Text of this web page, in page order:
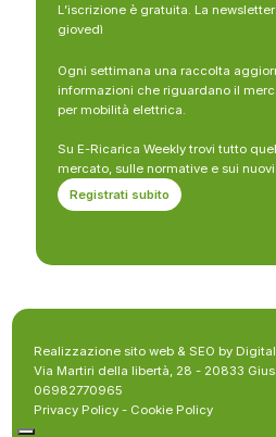
L’iscrizione è gratuita. La
giovedì
Ogni settimana una raccolta
informazioni che riguardano il
per mobilità elettrica.
Su E-Ricarica Weekly trovi tutto
mercato, sulle normative e sui nuovi
Registrati subito
Realizzazione sito web & SEO by
Via Martiri della libertà, 28 - 20833
06982770965
Privacy Policy - Cookie Policy